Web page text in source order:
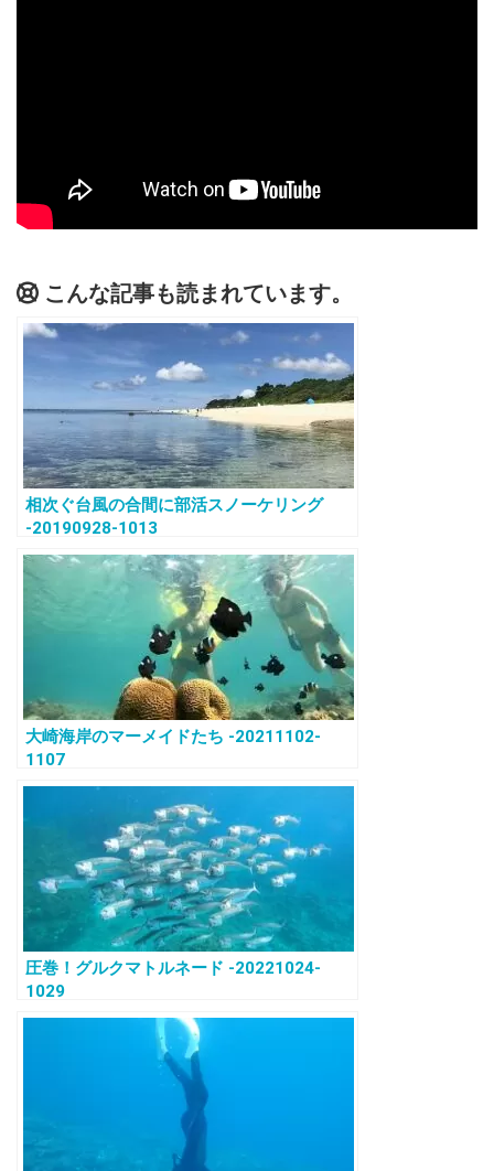
こんな記事も読まれています。
相次ぐ台風の合間に部活スノーケリング
-20190928-1013
大崎海岸のマーメイドたち -20211102-
1107
圧巻！グルクマトルネード -20221024-
1029